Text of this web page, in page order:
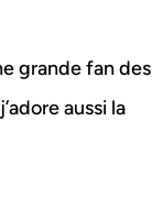
grande fan des
aussi la